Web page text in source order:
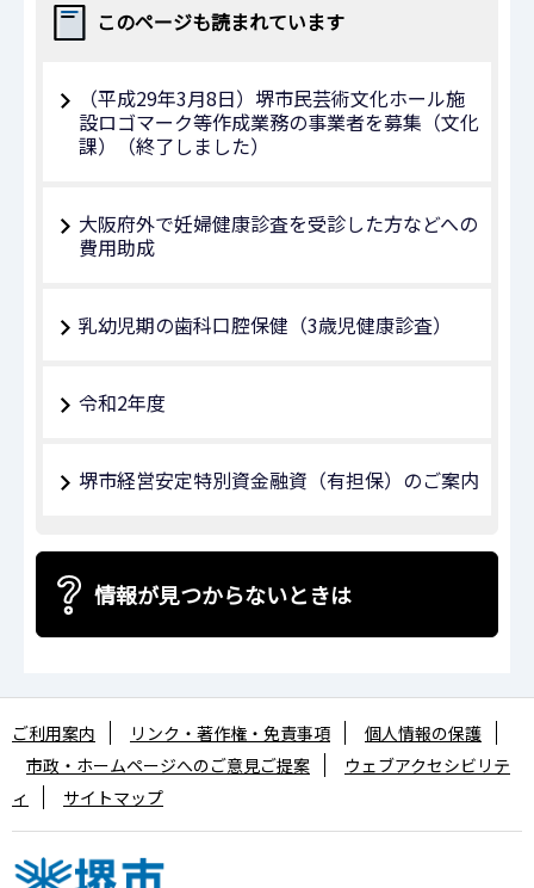
このページも読まれています
（平成29年3月8日）堺市民芸術文化ホール施
設ロゴマーク等作成業務の事業者を募集（文化
課）（終了しました）
大阪府外で妊婦健康診査を受診した方などへの
費用助成
乳幼児期の歯科口腔保健（3歳児健康診査）
令和2年度
堺市経営安定特別資金融資（有担保）のご案内
情報が見つからないときは
ご利用案内 リンク・著作権・免責事項
個人情報の保護
市政・ホームページへのご意見ご提案
ウェブアクセシビリテ
ィ
サイトマップ